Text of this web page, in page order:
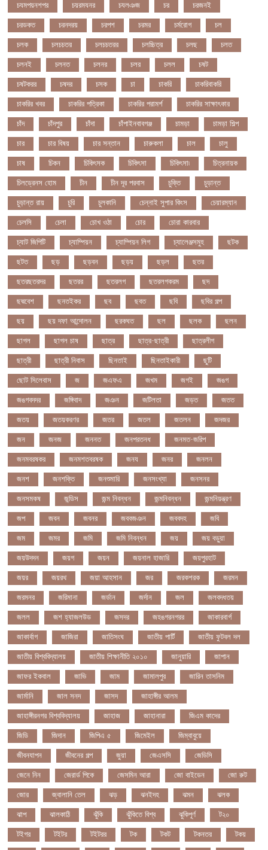
চযমপয়নশপর চয়রমযনর চযলঞজ চর চরজনই
চরডকত চরনদরয় চরপশ চরমর চর্মরোগ চল
চলক চলচচতর চলচচতরর চলচ্চিত্র চলছ চলত
চলনই চলনত চলনর চলর চলল চষট
চষটকরর চষদর চসক চা চাকরি চাকরিবাকরি
চাকরির খবর চাকরির পত্রিকা চাকরির পরামর্শ চাকরির সাক্ষাৎকার
চাঁদ চাঁদপুর চাঁদা চাঁপাইনবাবগঞ্জ চামড়া চামড়া শিল্প
চার চার বিষয় চার সন্তান চারুকলা চাল চালু
চাষ চিকন চিকিৎসক চিকিৎসা চিকিৎসা৷ চিত্রনায়ক
চিলড্রেনস হোম চীন চীন দূর পরবাস চুক্তি চুড়ান্ত
চুড়ান্ত রায় চুরি চুলকানি চেন্নাই সুপার কিংস চেয়ারম্যান
চেলসি চেলা চোখ ওঠা চোর চোরা কারবার
চ্যাট জিপিটি চ্যাম্পিয়ন চ্যাম্পিয়ন লিগ চ্যালেঞ্জসমুহ ছটক
ছটত ছড় ছড়বন ছড়য় ছড়ল ছতর
ছতরছতরদর ছতরর ছতরলগ ছতরলগকরম ছদ
ছদ্মবেশ ছনতইকর ছব ছবত ছবি ছবির গল্প
ছয় ছয় দফা আন্দোলন ছরকঘত ছল ছলক ছলন
ছাগল ছাগল চাষ ছাত্র ছাত্র-ছাত্রী ছাত্রলীগ
ছাত্রী ছাত্রী নিবাস ছিনতাই ছিনতাইকারী ছুটি
ছোট সিলেবাস জ জএফএ জখম জগই জঙগ
জঙগবদদর জঙ্গিবাদ জঞন জটিলতা জড়ত জতত
জতয় জতয়করণর জতর জতল জতলন জদজর
জন জনজ জননত জনপরতনধ জনমত-জরিপ
জনমবরষকর জনমশতবরষক জনয জনর জনলন
জনশ জনশক্তি জনশুমারি জনসংখ্যা জনসনর
জনসমকষ জন্ডিস জন্ম নিবন্ধন জন্মনিবন্ধন জন্মনিয়ন্ত্রণ
জপ জবন জবনর জববজঞন জববদহ জবি
জম জমর জমি জমি নিবন্ধন জয় জয় বড়ুয়া
জয়উদদন জয়গ জয়ন জয়নাল হাজারি জয়পুরহাট
জয়র জয়রথ জয়া আহসান জর জরকশরক জরমন
জরমনর জরিমানা জর্ডান জর্দান জল জলবদধতয়
জলল জশ হ্যাজলউড জসদর জহঙগরনগরর জাকারবার্গ
জাকার্বাগ জাজিরা জাতিসংঘ জাতীয় পার্টি জাতীয় ফুটবল দল
জাতীয় বিশ্ববিদ্যালয় জাতীয় শিক্ষানীতি ২০১০ জানুয়ারি জাপান
জাফর ইকবাল জাভি জাম জামালপুর জারিন তাসনিম
জার্মানি জাল সনদ জাসদ জাহাঙ্গীর আলম
জাহাঙ্গীরনগর বিশ্ববিদ্যালয় জাহাজ জাহানারা জিএম কাদের
জিডি জিদান জিপিএ ৫ জিমেইল জিম্বাবুয়ে
জীবনযাপন জীবনের গল্প জুয়া জেএসসি জেডিসি
জেনে নিন জেরার্ড পিকে জেসমিন আরা জো বাইডেন জো রুট
জোর জ্বালানি তেল ঝড় ঝনইদহ ঝমন ঝলক
ঝাপ ঝালকাঠি ঝুঁকি ঝুঁকিতে বিশ্ব ঝুকিপূর্ণ ট২০
টইগর টইটর টইটরর টক টকট টকনতর টকয়